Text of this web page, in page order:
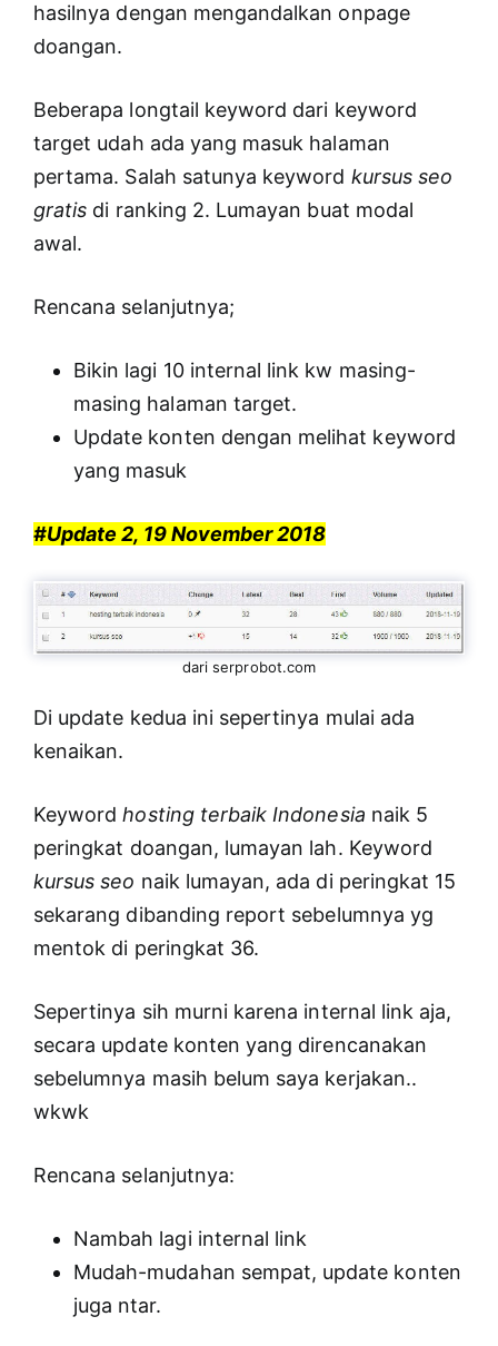
hasilnya dengan mengandalkan onpage
doangan.
Beberapa longtail keyword dari keyword
target udah ada yang masuk halaman
pertama. Salah satunya keyword kursus seo
gratis di ranking 2. Lumayan buat modal
awal.
Rencana selanjutnya;
Bikin lagi 10 internal link kw masing-
masing halaman target.
Update konten dengan melihat keyword
yang masuk
#Update 2, 19 November 2018
dari serprobot.com
Di update kedua ini sepertinya mulai ada
kenaikan.
Keywordhosting terbaik Indonesia naik 5
peringkat doangan, lumayan lah. Keyword
kursus seo naik lumayan, ada di peringkat 15
sekarang dibanding report sebelumnya yg
mentok di peringkat 36.
Sepertinya sih murni karena internal link aja,
secara update konten yang direncanakan
sebelumnya masih belum saya kerjakan..
wkwk
Rencana selanjutnya:
Nambah lagi internal link
Mudah-mudahan sempat, update konten
juga ntar.